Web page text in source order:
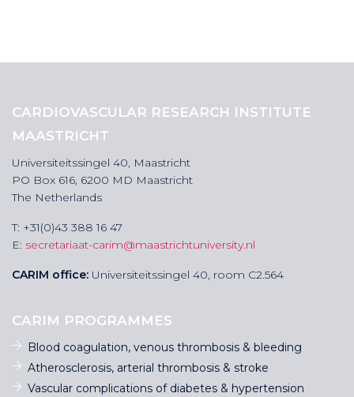
CARDIOVASCULAR RESEARCH INSTITUTE
MAASTRICHT
Universiteitssingel 40, Maastricht
PO Box 616, 6200 MD Maastricht
The Netherlands
T: +31(0)43 388 16 47
E: secretariaat-carim@maastrichtuniversity.nl
CARIM office: Universiteitssingel 40, room C2.564
CARIM PROGRAMMES
Blood coagulation, venous thrombosis & bleeding
Atherosclerosis, arterial thrombosis & stroke
Vascular complications of diabetes & hypertension